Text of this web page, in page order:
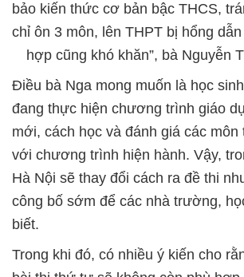
bảo kiến thức cơ bản bậc THCS,
chỉ ôn 3 môn, lên THPT bị hổng
hợp cũng khó khăn”, bà Nguyễn
Điều bà Nga mong muốn là học
đang thực hiện chương trình giáo
mới, cách học và đánh giá các
với chương trình hiện hành. Vậy,
Hà Nội sẽ thay đổi cách ra đề thi
công bố sớm để các nhà trường,
biết.
Trong khi đó, có nhiều ý kiến cho